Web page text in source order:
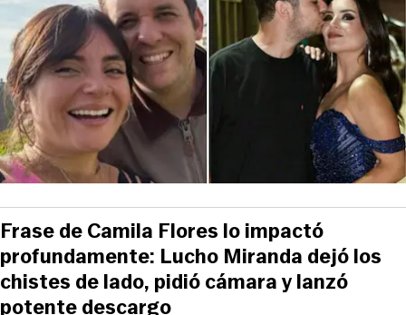
Frase de Camila Flores lo impactó
profundamente: Lucho Miranda dejó los
chistes de lado, pidió cámara y lanzó
potente descargo